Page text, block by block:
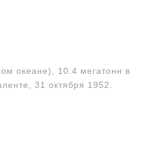
океане), 10.4 мегатонн в
31 октября 1952.